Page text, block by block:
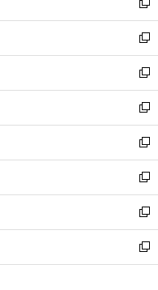
で
開
く
ィ
ン
ド
ウ
で
開
く
い
ウ
ィ
ン
ド
ウ
で
開
く
新
し
い
ウ
ィ
ン
ド
ウ
で
開
く
新
し
い
ウ
ィ
ン
ド
ウ
で
開
く
新
し
い
ウ
ィ
ン
ド
ウ
で
開
く
新
し
い
ウ
ィ
ン
ド
ウ
で
開
新
し
い
ウ
ィ
ン
ド
ウ
新
し
い
ウ
ィ
ン
新
し
い
ウ
新
し